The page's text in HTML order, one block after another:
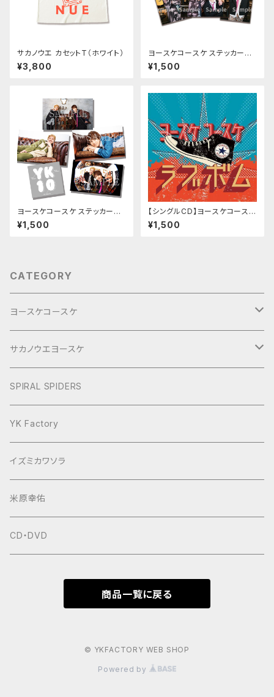
サカノウエ カセットT（ホワイト）
¥3,800
ヨースケコースケ ステッカーセ
ット
¥1,500
ヨースケコースケ ステッカーセ
ット
¥1,500
【シングルCD】ヨースケコースケ
「ラブボム／君がいてくれてよか
った」
¥1,500
CATEGORY
ヨースケコースケ
ぶらり旅2017Short
サカノウエヨースケ
ヨースケNIGHT
SPIRAL SPIDERS
YK Factory
イズミカワソラ
米原幸佑
CD・DVD
商品一覧に戻る
© YKFACTORY WEB SHOP
Powered by